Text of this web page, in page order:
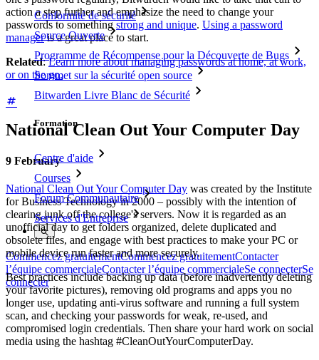
Conformité de sécurité
Source Ouverte
Programme de Récompense pour la Découverte de Bugs
Sommet sur la sécurité open source
Bitwarden Livre Blanc de Sécurité
Formation
Centre d'aide
Courses
Forum Communautaire
Services d'Entreprise
Commencez gratuitementCommencez gratuitementContacter
l’équipe commercialeContacter l’équipe commercialeSe connecterSe
connecter
action a step further and emphasize the need to change your
passwords to somethingstrong and unique. Using a password
manageris a great place to start.
Related:Learn more about managing passwords at home, at work,
or on the go.
National Clean Out Your Computer Day
9 February
National Clean Out Your Computer Day was created by the Institute
for Business Technology in 2000 – possibly with the intention of
clearing junk off the college's servers. Now it is regarded as an
unofficial day to get folders organized, delete duplicated and
obsolete files, and engage with best practices to make your PC or
mobile device run faster and more securely.
Best practices include backing up data (before inadvertently deleting
your favorite pictures), removing old programs and apps you no
longer use, updating anti-virus software and running a full system
scan, and checking your passwords for weak, re-used, and
compromised login credentials. Then share your hard work on social
media using the hashtag #CleanOutYourComputerDay.